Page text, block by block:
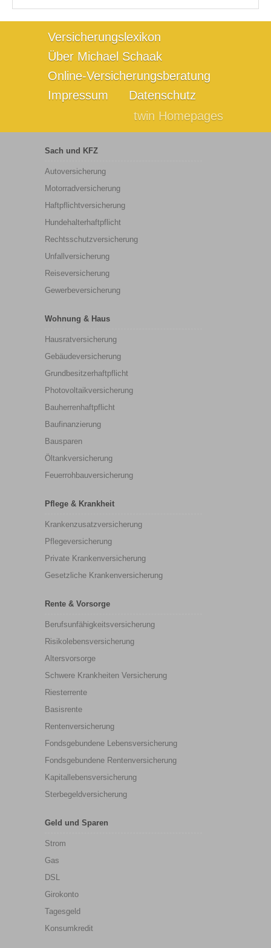
Versicherungslexikon
Über Michael Schaak
Online-Versicherungsberatung
Impressum
Datenschutz
twin Homepages
Sach und KFZ
Autoversicherung
Motorradversicherung
Haftpflichtversicherung
Hundehalterhaftpflicht
Rechtsschutzversicherung
Unfallversicherung
Reiseversicherung
Gewerbeversicherung
Wohnung & Haus
Hausratversicherung
Gebäudeversicherung
Grundbesitzerhaftpflicht
Photovoltaikversicherung
Bauherrenhaftpflicht
Baufinanzierung
Bausparen
Öltankversicherung
Feuerrohbauversicherung
Pflege & Krankheit
Krankenzusatzversicherung
Pflegeversicherung
Private Krankenversicherung
Gesetzliche Krankenversicherung
Rente & Vorsorge
Berufs­unfähigkeitsversicherung
Risikolebensversicherung
Altersvorsorge
Schwere Krankheiten Versicherung
Riesterrente
Basisrente
Rentenversicherung
Fondsgebundene Lebensversicherung
Fondsgebundene Rentenversicherung
Kapitallebensversicherung
Sterbegeldversicherung
Geld und Sparen
Strom
Gas
DSL
Girokonto
Tagesgeld
Konsumkredit